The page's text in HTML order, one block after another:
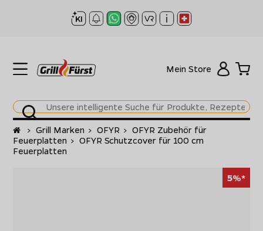
Mein Store
Startseite
> Grill Marken > OFYR > OFYR Zubehör für
Feuerplatten > OFYR Schutzcover für 100 cm
Feuerplatten
5%*